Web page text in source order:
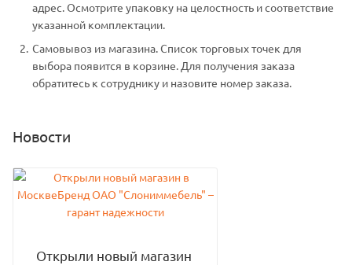
адрес. Осмотрите упаковку на целостность и соответствие
указанной комплектации.
Самовывоз из магазина. Список торговых точек для
выбора появится в корзине. Для получения заказа
обратитесь к сотруднику и назовите номер заказа.
Новости
Открыли новый магазин